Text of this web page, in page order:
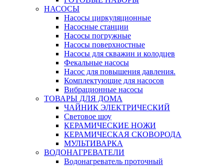
НАСОСЫ
Насосы циркуляционные
Насосные станции
Насосы погружные
Насосы поверхностные
Насосы для скважин и колодцев
Фекальные насосы
Насос для повышения давления.
Комплектующие для насосов
Вибрационные насосы
ТОВАРЫ ДЛЯ ДОМА
ЧАЙНИК ЭЛЕКТРИЧЕСКИЙ
Световое шоу
КЕРАМИЧЕСКИЕ НОЖИ
КЕРАМИЧЕСКАЯ СКОВОРОДА
МУЛЬТИВАРКА
ВОДОНАГРЕВАТЕЛИ
Водонагреватель проточный